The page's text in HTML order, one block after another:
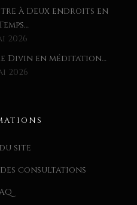
à Deux endroits en
2026
Divin en méditation…
2026
site
des consultations